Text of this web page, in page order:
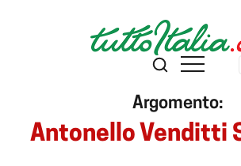
Argomento:
Antonello Venditti